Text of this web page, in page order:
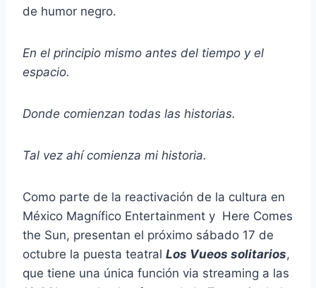
de humor negro.
En el principio mismo antes del tiempo y el
espacio.
Donde comienzan todas las historias.
Tal vez ahí comienza mi historia.
Como parte de la reactivación de la cultura en
México Magnífico Entertainment y Here Comes
the Sun, presentan el próximo sábado 17 de
octubre la puesta teatral Los Vueos solitarios,
que tiene una única función via streaming a las